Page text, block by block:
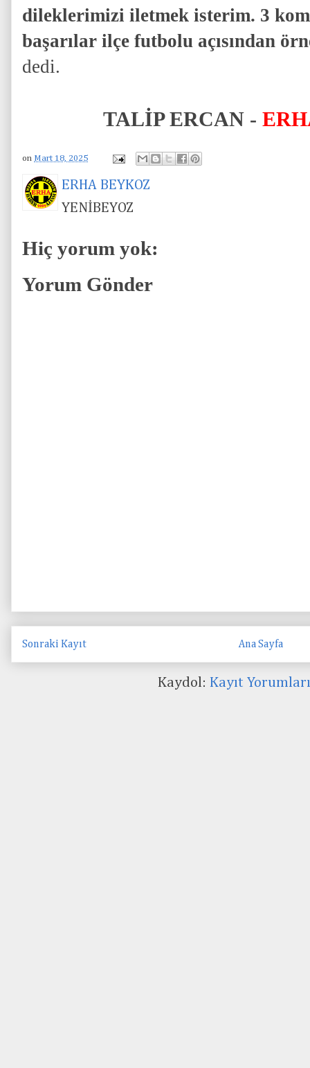
dileklerimizi iletmek isterim. 3
başarılar ilçe futbolu açısından
dedi.
TALİP ERCAN -
on Mart 18, 2025
ERHA BEYKOZ
YENİBEYOZ
Hiç yorum yok:
Yorum Gönder
Sonraki Kayıt Ana Sayfa
Kaydol: Kayıt